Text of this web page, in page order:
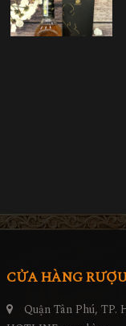
CỬA HÀNG
Quận Tân Phú,